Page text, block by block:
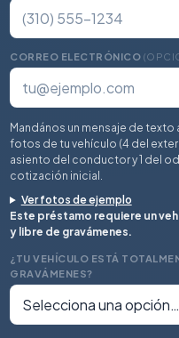
CORREO ELECTRÓNICO
Mandános un mensaje de texto
fotos de tu vehículo (4 del
asiento del conductor y 1 del
cotización inicial.
Ver fotos de ejemplo
Este préstamo requiere un
y libre de gravámenes.
¿TU VEHÍCULO ESTÁ
GRAVÁMENES?